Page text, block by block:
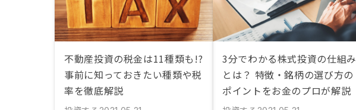
不動産投資の税金は11種類も!?
事前に知っておきたい種類や税
率を徹底解説
3分でわかる株式投資の仕組み
とは？ 特徴・銘柄の選び方の
ポイントをお金のプロが解説